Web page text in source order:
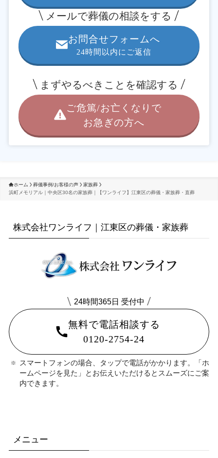
メールで葬儀の相談をする
お問合せフォームへ
24時間以内にご返信
まずやるべきことを確認する
ご危篤/お亡くなりで
お急ぎの方へ
ホーム 葬儀事例/お客様の声
家族葬
浜町メモリアル｜中央区30名の家族葬｜【ワンライフ】江東区の葬儀・家族葬・直葬
株式会社ワンライフ｜江東区の葬儀・家族葬
24時間365日 受付中
無料で電話相談する
0120-2754-24
スマートフォンの場合、タップで電話がかかります。「ホ
ームページを見た」とお伝えいただけるとスムーズにご案
内できます。
メニュー